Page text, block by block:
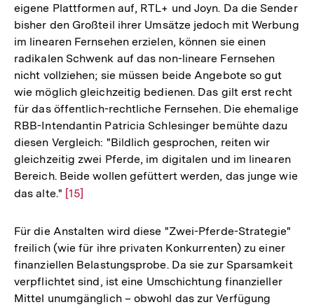
eigene Plattformen auf, RTL+ und Joyn. Da die Sender
bisher den Großteil ihrer Umsätze jedoch mit Werbung
im linearen Fernsehen erzielen, können sie einen
radikalen Schwenk auf das non-lineare Fernsehen
nicht vollziehen; sie müssen beide Angebote so gut
wie möglich gleichzeitig bedienen. Das gilt erst recht
für das öffentlich-rechtliche Fernsehen. Die ehemalige
RBB-Intendantin Patricia Schlesinger bemühte dazu
diesen Vergleich: "Bildlich gesprochen, reiten wir
gleichzeitig zwei Pferde, im digitalen und im linearen
Bereich. Beide wollen gefüttert werden, das junge wie
das alte." Zur
der
Fußnote
[15]
Für die Anstalten wird diese "Zwei-Pferde-Strategie"
freilich (wie für ihre privaten Konkurrenten) zu einer
finanziellen Belastungsprobe. Da sie zur Sparsamkeit
verpflichtet sind, ist eine Umschichtung finanzieller
Mittel unumgänglich – obwohl das zur Verfügung